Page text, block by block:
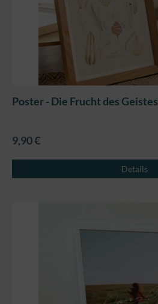
Poster - Die Frucht des Geistes
9,90 €
Details